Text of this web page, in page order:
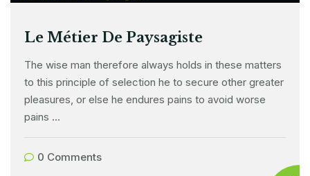
Le Métier De Paysagiste
The wise man therefore always holds in these matters
to this principle of selection he to secure other greater
pleasures, or else he endures pains to avoid worse
pains …
0 Comments